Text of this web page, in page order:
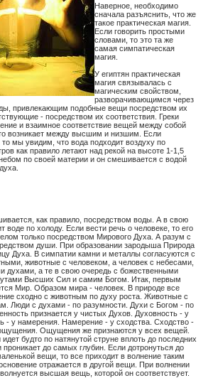
Наверное, необходимо
сначала разъяснить, что же
такое практическая магия.
Если говорить простыми
словами, то это та же
самая симпатическая
магия.
У египтян практическая
магия связывалась с
магическим свойством,
разворачивающимся через
привлекающим подобные вещи посредством их
- посредством их соответствия. Греки
и взаимное соответствие вещей между собой
возникает между высшим и низшим. Если
мы увидим, что вода подходит воздуху по
как правило летают над рекой на высоте 1-1,5
по своей материи и он смешивается с водой
как правило, посредством воды. А в свою
воде по холоду. Если вести речь о человеке, то его
только посредством Мирового Духа. А разум с
души. При образовании зародыша Природа
Духа. В симпатии камни и металлы согласуются с
животные с человеком, а человек с небесами,
духами, а те в свою очередь с божественными
Высших Сил и самим Богом. Итак, первым
Мир. Образом мира - человек. В природе все
сходно с животным по духу роста. Животные с
Люди с духами - по разумности. Духи с Богом - по
признается у чистых Духов. Духовность - у
- у намерения. Намерение - у сходства. Сходство -
Ощущения же признаются у всех вещей.
будто по натянутой струне вплоть до последних
проникает до самых глубин. Если дотронуться до
вещи, то все приходит в волнение таким
отражается в другой вещи. При волнении
высшая вещь, которой он соответствует.